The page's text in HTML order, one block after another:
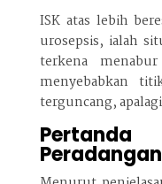
ISK atas lebih
urosepsis, ialah
terkena
menyebabkan
terguncang,